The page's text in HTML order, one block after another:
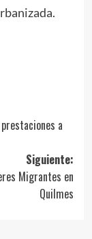
a
Siguiente:
Migrantes en
Quilmes